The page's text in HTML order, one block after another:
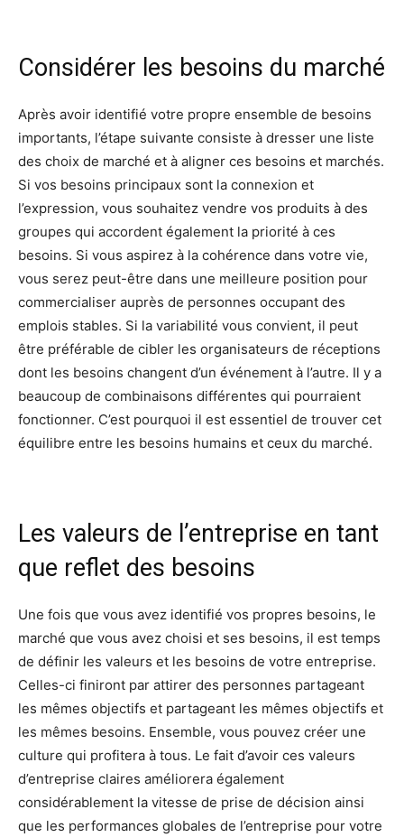
Considérer les besoins du marché
Après avoir identifié votre propre ensemble de besoins
importants, l’étape suivante consiste à dresser une liste
des choix de marché et à aligner ces besoins et marchés.
Si vos besoins principaux sont la connexion et
l’expression, vous souhaitez vendre vos produits à des
groupes qui accordent également la priorité à ces
besoins. Si vous aspirez à la cohérence dans votre vie,
vous serez peut-être dans une meilleure position pour
commercialiser auprès de personnes occupant des
emplois stables. Si la variabilité vous convient, il peut
être préférable de cibler les organisateurs de réceptions
dont les besoins changent d’un événement à l’autre. Il y a
beaucoup de combinaisons différentes qui pourraient
fonctionner. C’est pourquoi il est essentiel de trouver cet
équilibre entre les besoins humains et ceux du marché.
Les valeurs de l’entreprise en tant
que reflet des besoins
Une fois que vous avez identifié vos propres besoins, le
marché que vous avez choisi et ses besoins, il est temps
de définir les valeurs et les besoins de votre entreprise.
Celles-ci finiront par attirer des personnes partageant
les mêmes objectifs et partageant les mêmes objectifs et
les mêmes besoins. Ensemble, vous pouvez créer une
culture qui profitera à tous. Le fait d’avoir ces valeurs
d’entreprise claires améliorera également
considérablement la vitesse de prise de décision ainsi
que les performances globales de l’entreprise pour votre